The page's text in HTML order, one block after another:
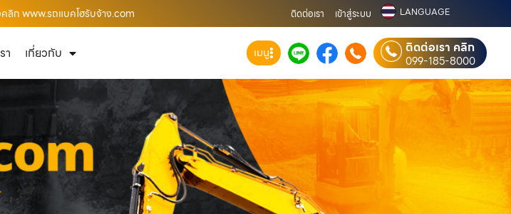
ลิก www.รถแบคโฮรับจ้าง.com ติดต่อเรา เข้าสู่ระบบ LANGUAGE
า เกี่ยวกับ เมนู ติดต่อเรา คลิก
099-185-8000